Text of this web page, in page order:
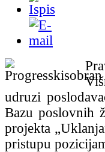
udruzi
Bazu poslovnih
projekta
pristupu